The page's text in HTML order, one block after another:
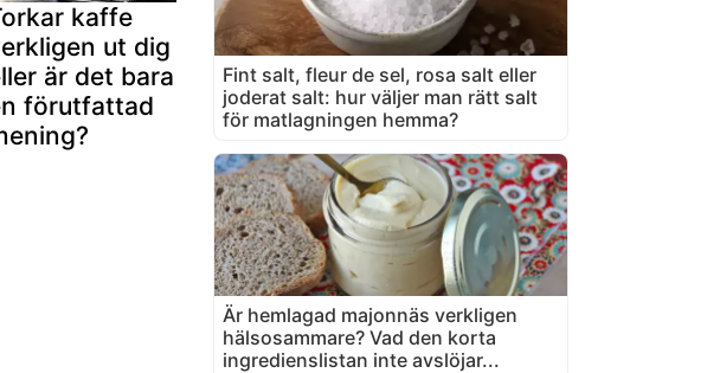
kaffe
ut dig
är det bara
förutfattad
Fint salt, fleur de sel, rosa salt eller
joderat salt: hur väljer man rätt salt
för matlagningen hemma?
Är hemlagad majonnäs verkligen
hälsosammare? Vad den korta
ingredienslistan inte avslöjar...